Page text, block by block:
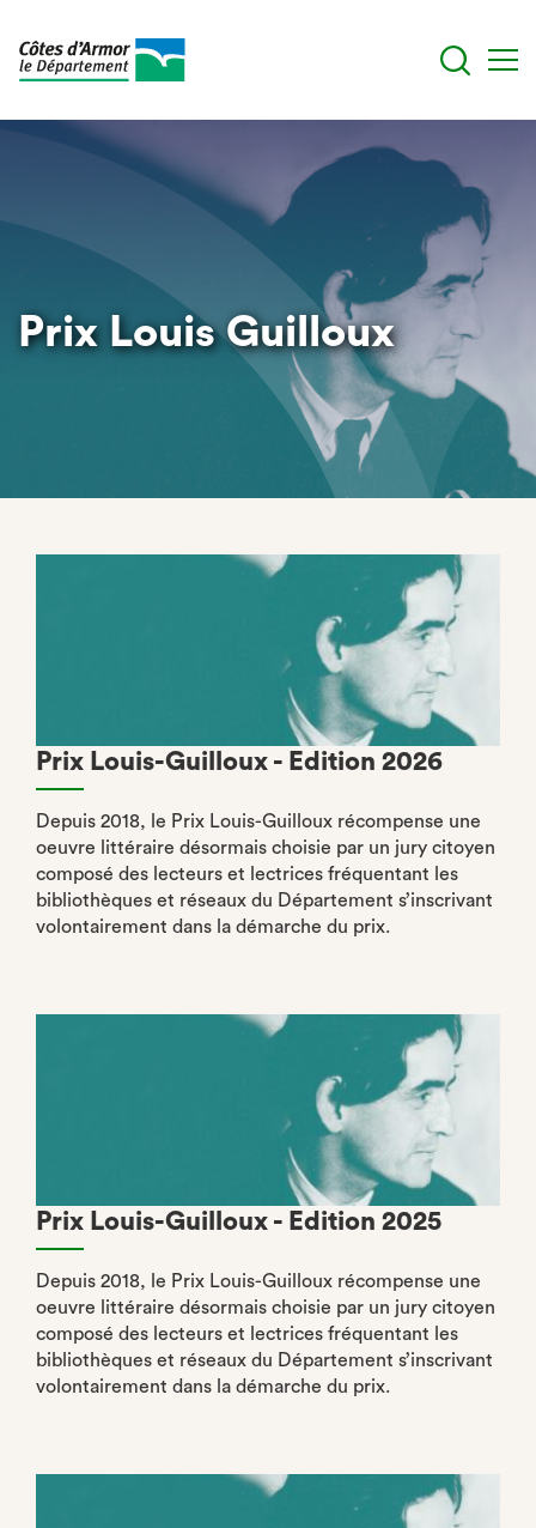
Prix Louis Guilloux
Prix Louis-Guilloux - Edition 2026
Depuis 2018, le Prix Louis-Guilloux récompense une
oeuvre littéraire désormais choisie par un jury citoyen
composé des lecteurs et lectrices fréquentant les
bibliothèques et réseaux du Département s’inscrivant
volontairement dans la démarche du prix.
Prix Louis-Guilloux - Edition 2025
Depuis 2018, le Prix Louis-Guilloux récompense une
oeuvre littéraire désormais choisie par un jury citoyen
composé des lecteurs et lectrices fréquentant les
bibliothèques et réseaux du Département s’inscrivant
volontairement dans la démarche du prix.